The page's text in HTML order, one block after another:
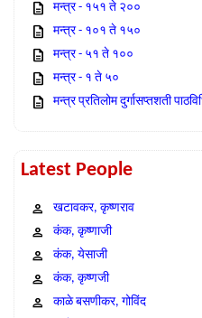
मन्त्र - १५१ ते २००
मन्त्र - १०१ ते १५०
मन्त्र - ५१ ते १००
मन्त्र - १ ते ५०
मन्त्र प्रतिलोम दुर्गासप्तशती
Latest People
खटावकर, कृष्णराव
कंक, कृष्णाजी
कंक, येसाजी
कंक, कृष्णजी
काळे बसणीकर, गोविंद